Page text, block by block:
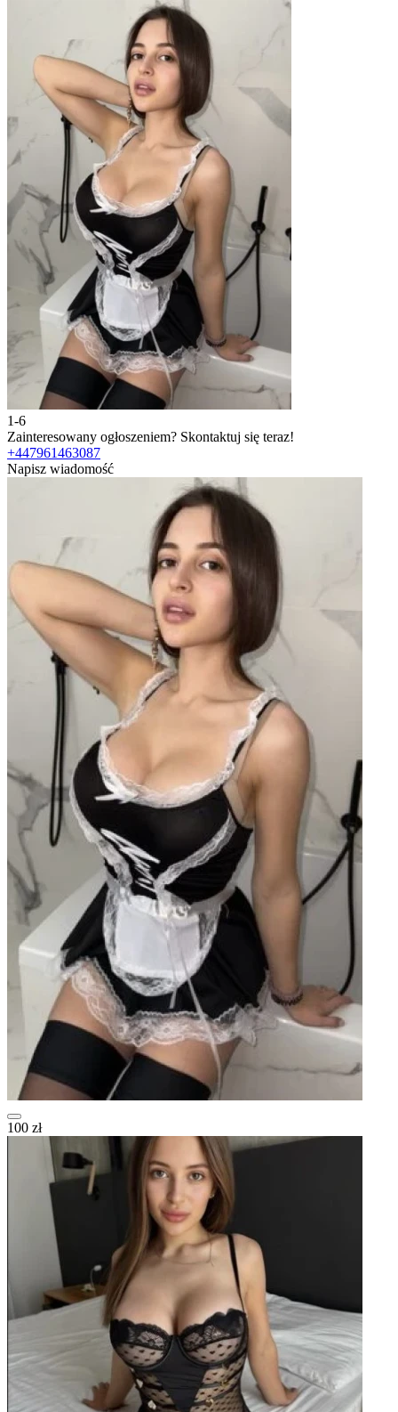
1-6
Zainteresowany ogłoszeniem? Skontaktuj się teraz!
+447961463087
Napisz wiadomość
100 zł